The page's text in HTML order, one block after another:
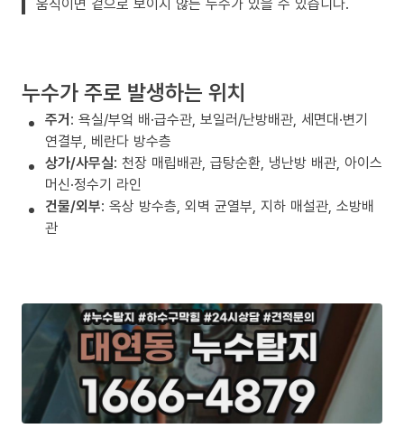
누수가 주로 발생하는 위치
주거: 욕실/부엌 배·급수관, 보일러/난방배관, 세면대·변기
연결부, 베란다 방수층
상가/사무실: 천장 매립배관, 급탕순환, 냉난방 배관, 아이스
머신·정수기 라인
건물/외부: 옥상 방수층, 외벽 균열부, 지하 매설관, 소방배
관